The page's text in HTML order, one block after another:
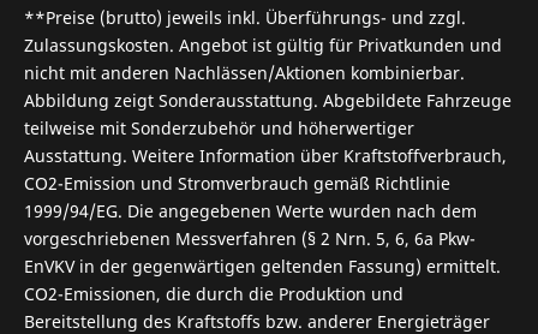
**Preise (brutto) jeweils inkl. Überführungs- und zzgl.
Zulassungskosten. Angebot ist gültig für Privatkunden und
nicht mit anderen Nachlässen/Aktionen kombinierbar.
Abbildung zeigt Sonderausstattung. Abgebildete Fahrzeuge
teilweise mit Sonderzubehör und höherwertiger
Ausstattung. Weitere Information über Kraftstoffverbrauch,
CO2-Emission und Stromverbrauch gemäß Richtlinie
1999/94/EG. Die angegebenen Werte wurden nach dem
vorgeschriebenen Messverfahren (§ 2 Nrn. 5, 6, 6a Pkw-
EnVKV in der gegenwärtigen geltenden Fassung) ermittelt.
CO2-Emissionen, die durch die Produktion und
Bereitstellung des Kraftstoffs bzw. anderer Energieträger